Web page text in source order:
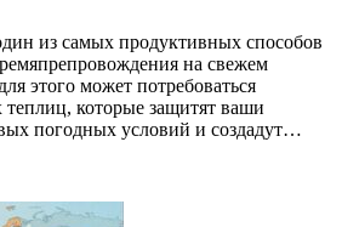
из самых продуктивных способов
на свежем
этого может потребоваться
которые защитят ваши
погодных условий и создадут…